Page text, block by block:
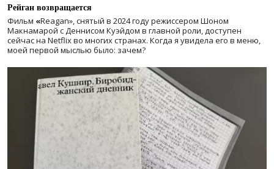
Рейган возвращается
Фильм «Reagan», снятый в 2024 годурежиссером Шоном
Макнамарой с Деннисом Куэйдом в главной роли, доступен
сейчас на Netflix во многих странах. Когда я увидела его в меню,
моей первой мыслью было: зачем?